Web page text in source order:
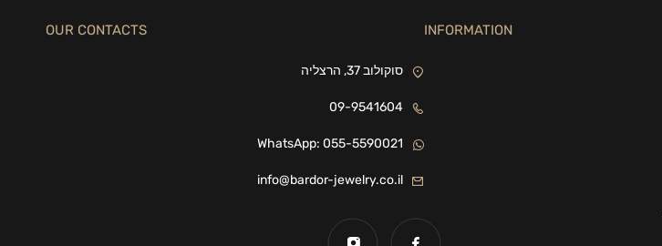
INFORMATION
OUR CONTACTS
סוקולוב 37, הרצליה
09-9541604
WhatsApp: 055-5590021
info@bardor-jewelry.co.il